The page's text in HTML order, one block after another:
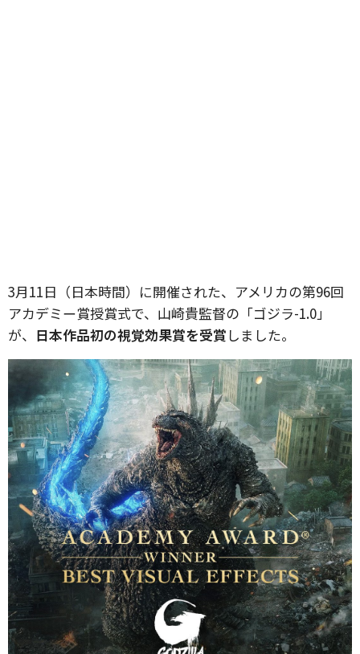
3月11日（日本時間）に開催された、アメリカの第96回
アカデミー賞授賞式で、山崎貴監督の「ゴジラ-1.0」
が、 日本作品初の視覚効果賞を受賞 しました。